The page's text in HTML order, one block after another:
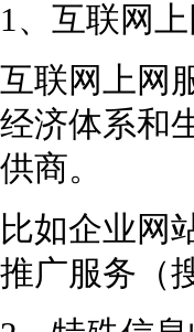
1、互联网
互联网上网
经济体系和
供商。
比如企业网
推广服务（